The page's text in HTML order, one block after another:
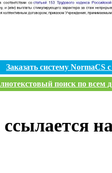
Заказать систему
поиск по всем